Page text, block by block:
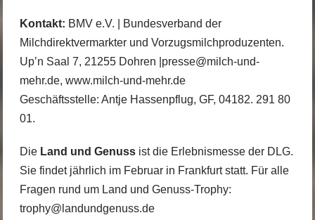
Kontakt: BMV e.V. | Bundesverband der
Milchdirektvermarkter und Vorzugsmilchproduzenten.
Up’n Saal 7, 21255 Dohren |presse@milch-und-
mehr.de, www.milch-und-mehr.de
Geschäftsstelle: Antje Hassenpflug, GF, 04182. 291 80
01.
Die Land und Genussist die Erlebnismesse der DLG.
Sie findet jährlich im Februar in Frankfurt statt. Für alle
Fragen rund um Land und Genuss-Trophy:
trophy@landundgenuss.de